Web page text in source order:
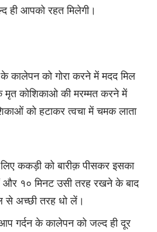
ही आपको रहत मिलेगी।
कालेपन को गोरा करने में मदद मिल
कोशिकाओ की मरम्मत करने में
को हटाकर त्वचा में चमक लाता
ककड़ी को बारीक़ पीसकर इसका
और १० मिनट उसी तरह रखने के बाद
से अच्छी तरह धो लें।
गर्दन के कालेपन को जल्द ही दूर